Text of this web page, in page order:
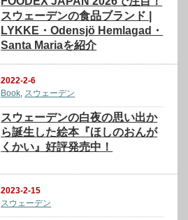
スウェーデンの食品ブランド |
LYKKE・Odensjö Hemlagad・
Santa Mariaを紹介
2022-2-6
Book, スウェーデン
スウェーデンの白夜の思い出か
ら誕生した絵本『ほしのおんが
くかい』好評発売中！
2023-2-15
スウェーデン